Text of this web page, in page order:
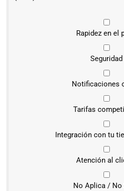
Rapidez en el
Seguridad
Notificaciones
Tarifas
Integración con tu
Atención al
No Aplica / No